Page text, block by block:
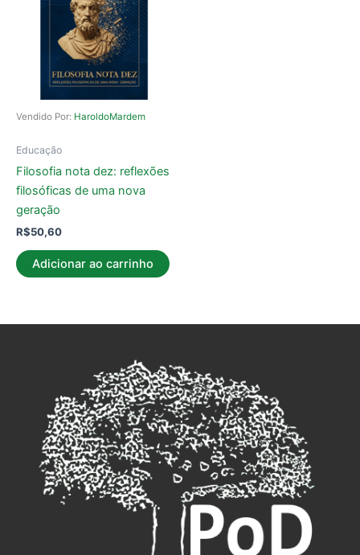
Vendido Por: HaroldoMardem
Educação
Filosofia nota dez: reflexões
filosóficas de uma nova
geração
R$50,60
Adicionar ao carrinho